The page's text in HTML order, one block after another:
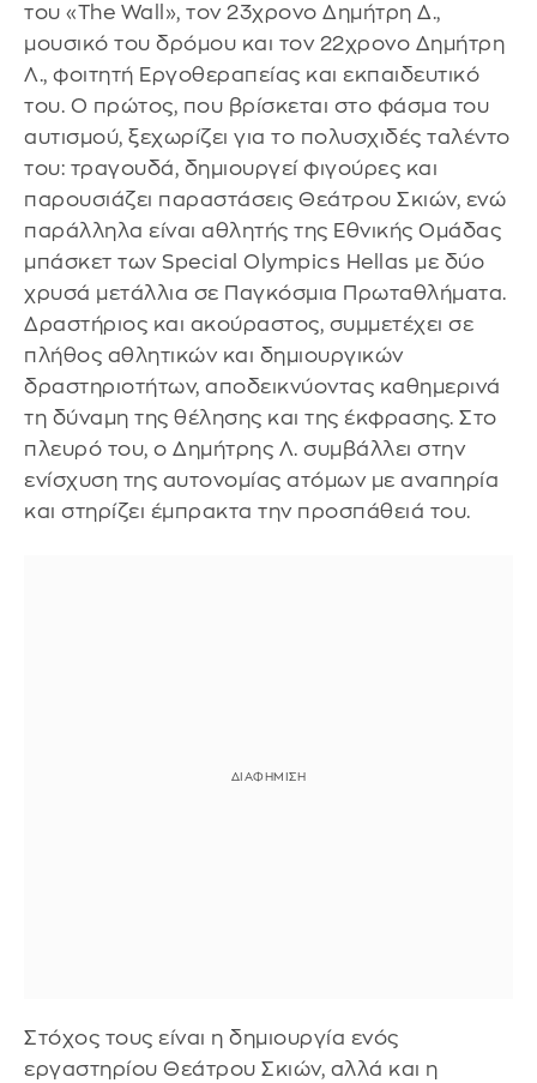
του «The Wall», τον 23χρονο Δημήτρη Δ.,
μουσικό του δρόμου και τον 22χρονο Δημήτρη
Λ., φοιτητή Εργοθεραπείας και εκπαιδευτικό
του. Ο πρώτος, που βρίσκεται στο φάσμα του
αυτισμού, ξεχωρίζει για το πολυσχιδές ταλέντο
του: τραγουδά, δημιουργεί φιγούρες και
παρουσιάζει παραστάσεις Θεάτρου Σκιών, ενώ
παράλληλα είναι αθλητής της Εθνικής Ομάδας
μπάσκετ των Special Olympics Hellas με δύο
χρυσά μετάλλια σε Παγκόσμια Πρωταθλήματα.
Δραστήριος και ακούραστος, συμμετέχει σε
πλήθος αθλητικών και δημιουργικών
δραστηριοτήτων, αποδεικνύοντας καθημερινά
τη δύναμη της θέλησης και της έκφρασης. Στο
πλευρό του, ο Δημήτρης Λ. συμβάλλει στην
ενίσχυση της αυτονομίας ατόμων με αναπηρία
και στηρίζει έμπρακτα την προσπάθειά του.
Στόχος τους είναι η δημιουργία ενός
εργαστηρίου Θεάτρου Σκιών, αλλά και η